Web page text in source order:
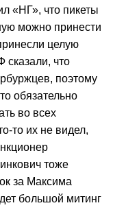
«НГ», что пикеты
можно принести
целую
сказали, что
поэтому
обязательно
во всех
то их не видел,
тоже
за Максима
большой митинг